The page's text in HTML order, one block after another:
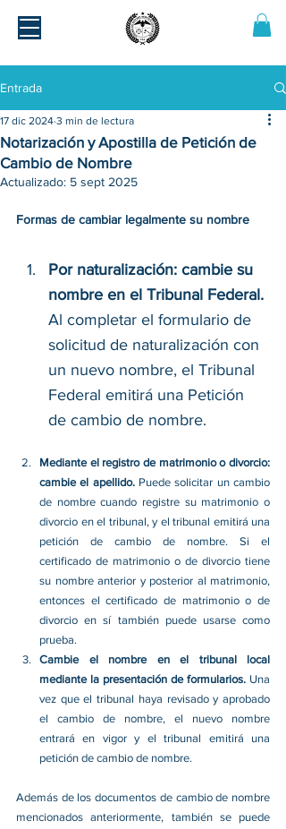
Entrada
Notarización y Apostilla de Petición de
Cambio de Nombre
17 dic 2024 3 min de lectura
Actualizado: 5 sept 2025
Formas de cambiar legalmente su nombre
Por naturalización: cambie su
nombre en el Tribunal Federal.
Al completar el formulario de
solicitud de naturalización con
un nuevo nombre, el Tribunal
Federal emitirá una Petición
de cambio de nombre.
Mediante el registro de matrimonio o divorcio:
cambie el apellido. Puede solicitar un cambio
de nombre cuando registre su matrimonio o
divorcio en el tribunal, y el tribunal emitirá una
petición de cambio de nombre. Si el
certificado de matrimonio o de divorcio tiene
su nombre anterior y posterior al matrimonio,
entonces el certificado de matrimonio o de
divorcio en sí también puede usarse como
prueba.
Cambie el nombre en el tribunal local
mediante la presentación de formularios. Una
vez que el tribunal haya revisado y aprobado
el cambio de nombre, el nuevo nombre
entrará en vigor y el tribunal emitirá una
petición de cambio de nombre.
Además de los documentos de cambio de nombre
mencionados anteriormente, también se puede